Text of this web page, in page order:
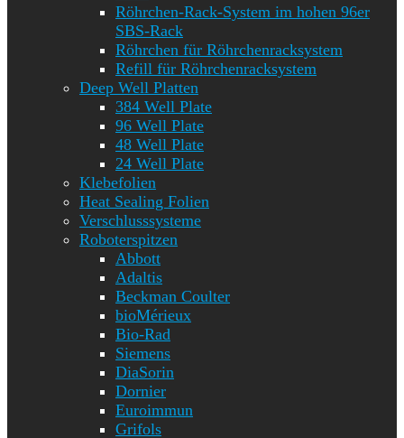
Röhrchen-Rack-System im hohen 96er
SBS-Rack
Röhrchen für Röhrchenracksystem
Refill für Röhrchenracksystem
Deep Well Platten
384 Well Plate
96 Well Plate
48 Well Plate
24 Well Plate
Klebefolien
Heat Sealing Folien
Verschlusssysteme
Roboterspitzen
Abbott
Adaltis
Beckman Coulter
bioMérieux
Bio-Rad
Siemens
DiaSorin
Dornier
Euroimmun
Grifols